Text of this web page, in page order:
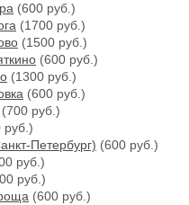
(600 руб.)
(1700 руб.)
(1500 руб.)
(600 руб.)
(1300 руб.)
(600 руб.)
(700 руб.)
руб.)
Петербург) (600 руб.)
руб.)
руб.)
(600 руб.)